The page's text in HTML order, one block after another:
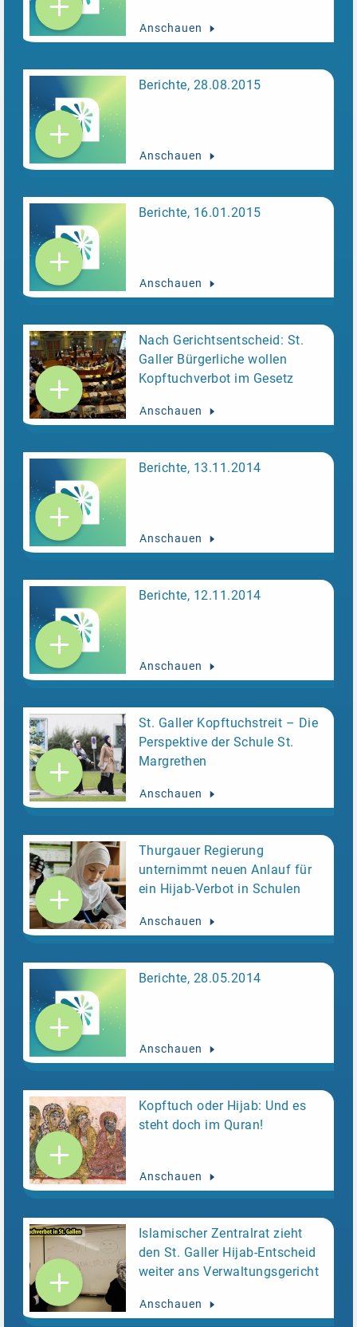
Anschauen
Berichte, 28.08.2015
Anschauen
Berichte, 16.01.2015
Anschauen
Nach Gerichtsentscheid: St.
Galler Bürgerliche wollen
Kopftuchverbot im Gesetz
Anschauen
Berichte, 13.11.2014
Anschauen
Berichte, 12.11.2014
Anschauen
St. Galler Kopftuchstreit – Die
Perspektive der Schule St.
Margrethen
Anschauen
Thurgauer Regierung
unternimmt neuen Anlauf für
ein Hijab-Verbot in Schulen
Anschauen
Berichte, 28.05.2014
Anschauen
Kopftuch oder Hijab: Und es
steht doch im Quran!
Anschauen
Islamischer Zentralrat zieht
den St. Galler Hijab-Entscheid
weiter ans Verwaltungsgericht
Anschauen